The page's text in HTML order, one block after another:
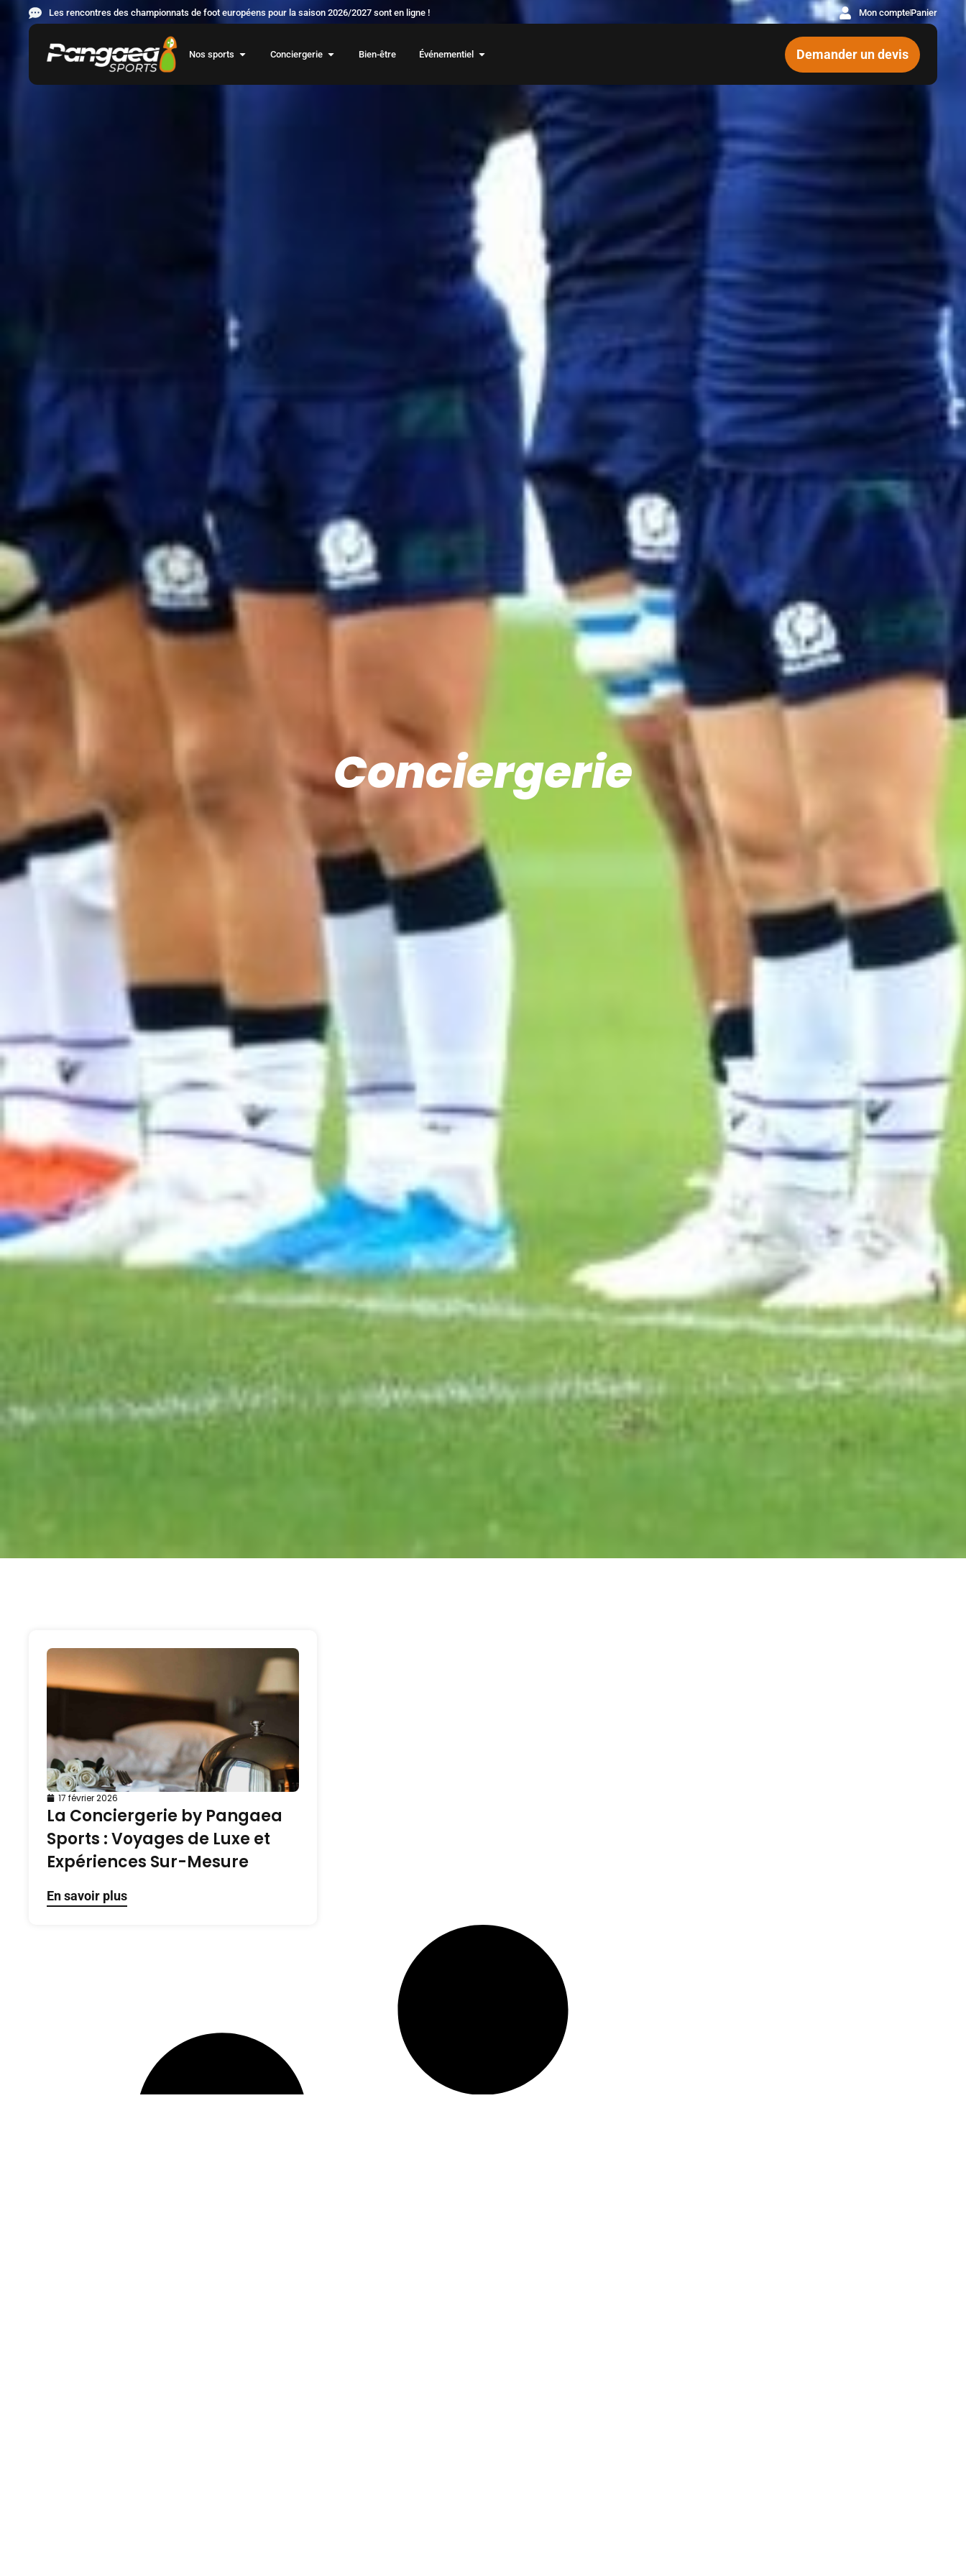
Les rencontres des championnats de foot européens pour la saison 2026/2027 sont en ligne ! Mon comptePanier
Nos sports Conciergerie Bien-être Événementiel Demander un devis
Conciergerie
17 février 2026
La Conciergerie by Pangaea
Sports : Voyages de Luxe et
Expériences Sur-Mesure
En savoir plus